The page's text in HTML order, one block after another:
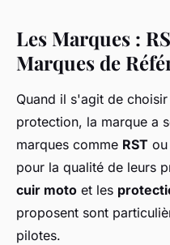
Les Marques :
Marques de
Quand il s'agit de
protection, la marque a
marques comme RST ou
pour la qualité de leurs
cuir moto et les
proposent sont
pilotes.